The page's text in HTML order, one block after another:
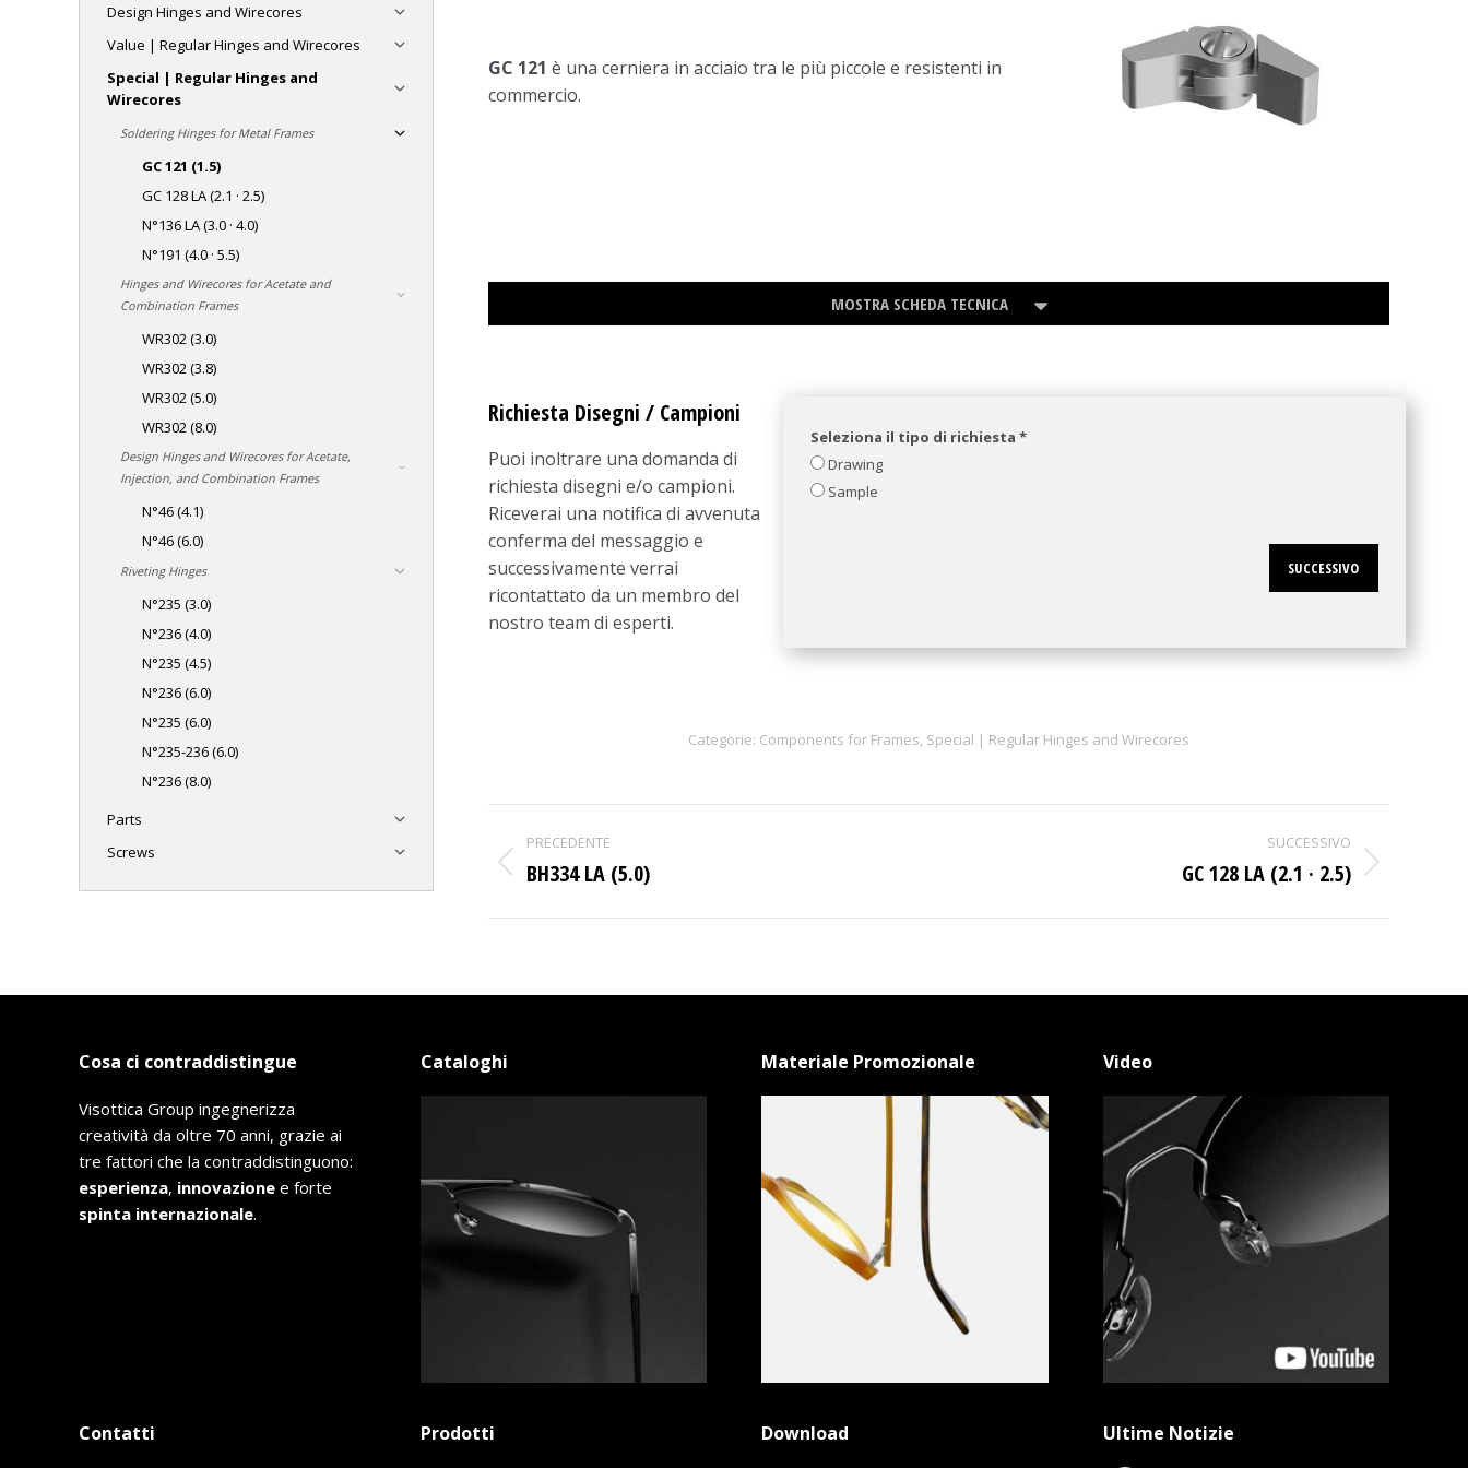
GC 121 è una cerniera in acciaio tra le più piccole e resistenti in
commercio.
MOSTRA SCHEDA TECNICA
Richiesta Disegni / Campioni
Puoi inoltrare una domanda di
richiesta disegni e/o campioni.
Riceverai una notifica di avvenuta
conferma del messaggio e
successivamente verrai
ricontattato da un membro del
nostro team di esperti.
Seleziona il tipo di richiesta *
Drawing
Sample
SUCCESSIVO
Categorie: Components for Frames, Special | Regular Hinges and Wirecores
Project
navigation
PRECEDENTE
Previous
BH334 LA (5.0)
SUCCESSIVO
GC 128 LA (2.1 · 2.5)
Design Hinges and Wirecores
Value | Regular Hinges and Wirecores
Special | Regular Hinges and
Wirecores
Soldering Hinges for Metal Frames
GC 121 (1.5)
GC 128 LA (2.1 · 2.5)
N°136 LA (3.0 · 4.0)
N°191 (4.0 · 5.5)
Hinges and Wirecores for Acetate and
Combination Frames
WR302 (3.0)
WR302 (3.8)
WR302 (5.0)
WR302 (8.0)
Design Hinges and Wirecores for Acetate,
Injection, and Combination Frames
N°46 (4.1)
N°46 (6.0)
Riveting Hinges
N°235 (3.0)
N°236 (4.0)
N°235 (4.5)
N°236 (6.0)
N°235 (6.0)
N°235-236 (6.0)
N°236 (8.0)
Parts
Screws
Cosa ci contraddistingue
Visottica Group ingegnerizza
creatività da oltre 70 anni, grazie ai
tre fattori che la contraddistinguono:
esperienza, innovazione e forte
spinta internazionale.
Cataloghi Materiale Promozionale Video
Contatti Prodotti Download Ultime Notizie